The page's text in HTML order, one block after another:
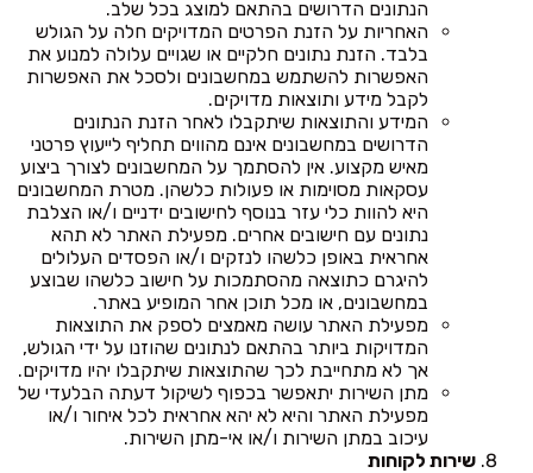
הנתונים הדרושים בהתאם למוצג בכל שלב.
האחריות על הזנת הפרטים המדויקים חלה על הגולש
בלבד. הזנת נתונים חלקיים או שגויים עלולה למנוע את
האפשרות להשתמש במחשבונים ולסכל את האפשרות
לקבל מידע ותוצאות מדויקים.
המידע והתוצאות שיתקבלו לאחר הזנת הנתונים
הדרושים במחשבונים אינם מהווים תחליף לייעוץ פרטני
מאיש מקצוע. אין להסתמך על המחשבונים לצורך ביצוע
עסקאות מסוימות או פעולות כלשהן. מטרת המחשבונים
היא להוות כלי עזר בנוסף לחישובים ידניים ו/או הצלבת
נתונים עם חישובים אחרים. מפעילת האתר לא תהא
אחראית באופן כלשהו לנזקים ו/או הפסדים העלולים
להיגרם כתוצאה מהסתמכות על חישוב כלשהו שבוצע
במחשבונים, או מכל תוכן אחר המופיע באתר.
מפעילת האתר עושה מאמצים לספק את התוצאות
המדויקות ביותר בהתאם לנתונים שהוזנו על ידי הגולש,
אך לא מתחייבת לכך שהתוצאות שיתקבלו יהיו מדויקים.
מתן השירות יתאפשר בכפוף לשיקול דעתה הבלעדי של
מפעילת האתר והיא לא יהא אחראית לכל איחור ו/או
עיכוב במתן השירות ו/או אי-מתן השירות.
שירות לקוחות